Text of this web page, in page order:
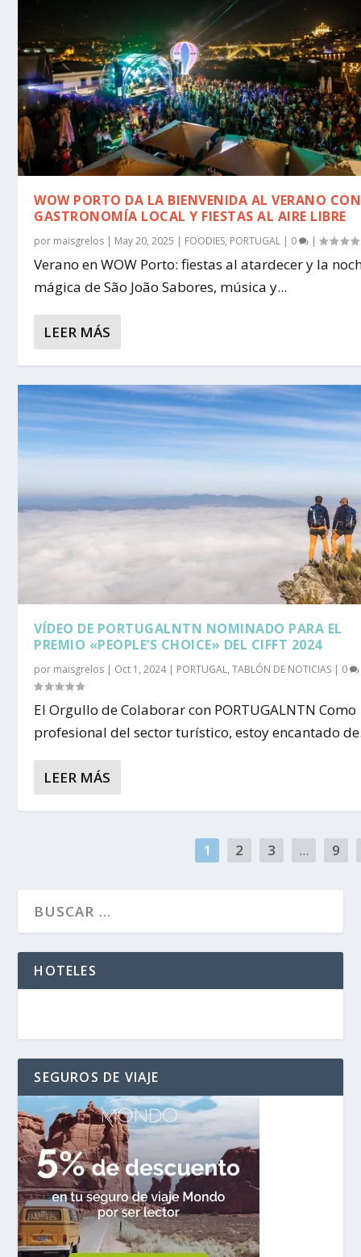
WOW PORTO DA LA BIENVENIDA AL VERANO CON
GASTRONOMÍA LOCAL Y FIESTAS AL AIRE LIBRE
por maisgrelos | May 20, 2025 | FOODIES, PORTUGAL | 0 |
Verano en WOW Porto: fiestas al atardecer y la
mágica de São João Sabores, música y...
LEER MÁS
VÍDEO DE PORTUGALNTN NOMINADO PARA EL
PREMIO «PEOPLE’S CHOICE» DEL CIFFT 2024
por maisgrelos | Oct 1, 2024| PORTUGAL,TABLÓN DE NOTICIAS | 0
El Orgullo de Colaborar con PORTUGALNTN Como
profesional del sector turístico, estoy encantado
LEER MÁS
1 2 3 ... 9
HOTELES
SEGUROS DE VIAJE